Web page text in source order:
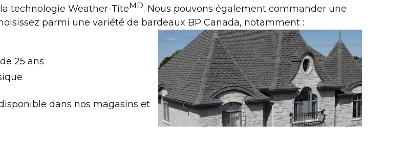
technologie Weather-TiteMD. Nous pouvons également commander une
parmi une variété de bardeaux BP Canada, notamment :
25 ans
dans nos magasins et